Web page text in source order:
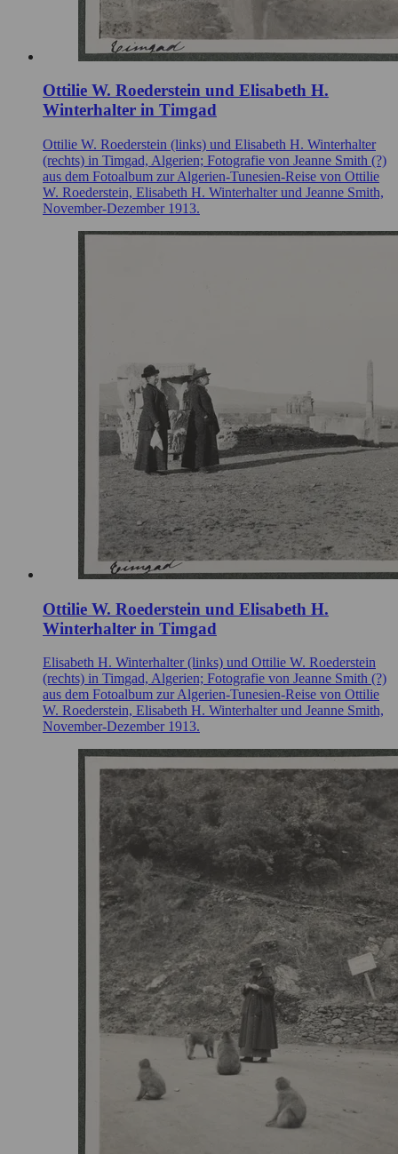
Ottilie W. Roederstein und Elisabeth H.
Winterhalter in Timgad
Ottilie W. Roederstein (links) und Elisabeth H. Winterhalter
(rechts) in Timgad, Algerien; Fotografie von Jeanne Smith (?)
aus dem Fotoalbum zur Algerien-Tunesien-Reise von Ottilie
W. Roederstein, Elisabeth H. Winterhalter und Jeanne Smith,
November-Dezember 1913.
Ottilie W. Roederstein und Elisabeth H.
Winterhalter in Timgad
Elisabeth H. Winterhalter (links) und Ottilie W. Roederstein
(rechts) in Timgad, Algerien; Fotografie von Jeanne Smith (?)
aus dem Fotoalbum zur Algerien-Tunesien-Reise von Ottilie
W. Roederstein, Elisabeth H. Winterhalter und Jeanne Smith,
November-Dezember 1913.